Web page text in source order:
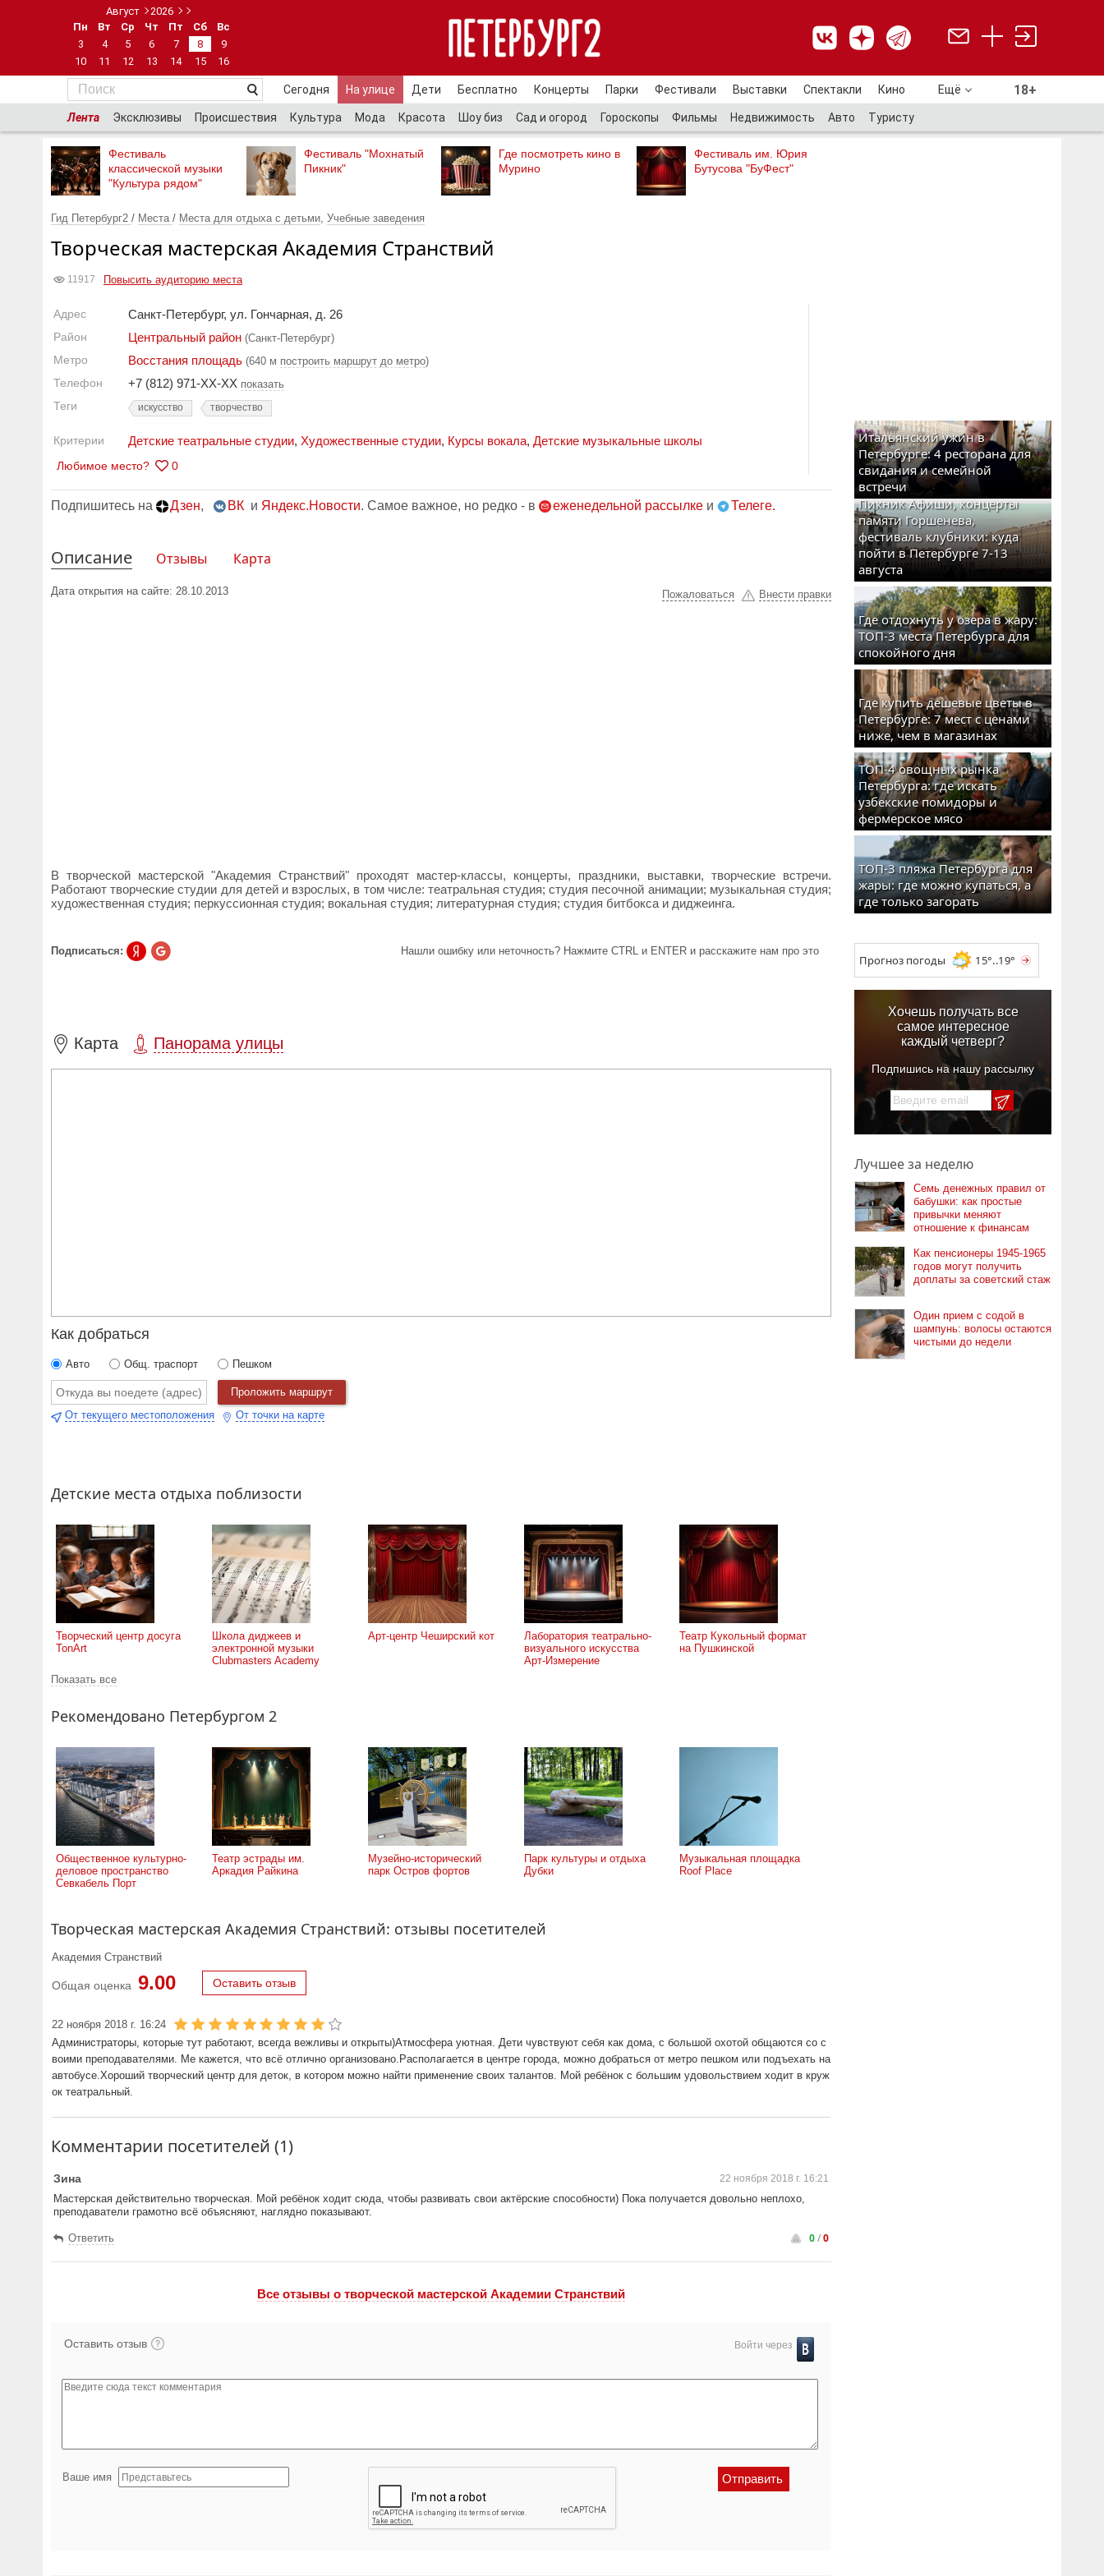
Август
2026
Пн
Вт Ср Чт Пт Сб
Вс
3
4 5 6 7 8
9
10
11 12 13 14 15 16
Сегодня На улице Дети Бесплатно Концерты Парки Фестивали Выставки Спектакли Кино Ещё 18+
Лента Эксклюзивы Происшествия Культура Мода Красота Шоу биз Сад и огород Гороскопы Фильмы Недвижимость Авто Туристу
Фестиваль
классической музыки
"Культура рядом"
Фестиваль "Мохнатый
Пикник"
Где посмотреть кино в
Мурино
Фестиваль им. Юрия
Бутусова "БуФест"
Гид Петербург2 / Места / Места для отдыха с детьми, Учебные заведения
Творческая мастерская Академия Странствий
11917 Повысить аудиторию места
Адрес Санкт-Петербург, ул. Гончарная, д. 26
Район Центральный район (Санкт-Петербург)
Метро Восстания площадь (640 м построить маршрут до метро)
Телефон +7 (812) 971-XX-XX показать
Теги искусство творчество
Критерии Детские театральные студии, Художественные студии, Курсы вокала, Детские музыкальные школы
Любимое место? 0
Подпишитесь на Дзен, ВК и Яндекс.Новости. Самое важное, но редко - в еженедельной рассылке и Телеге.
Описание Отзывы Карта
Дата открытия на сайте: 28.10.2013 Пожаловаться Внести правки
В творческой мастерской "Академия Странствий" проходят мастер-классы, концерты, праздники, выставки, творческие встречи.
Работают творческие студии для детей и взрослых, в том числе: театральная студия; студия песочной анимации; музыкальная студия;
художественная студия; перкуссионная студия; вокальная студия; литературная студия; студия битбокса и диджеинга.
Подписаться: Нашли ошибку или неточность? Нажмите CTRL и ENTER и расскажите нам про это
Карта Панорама улицы
Как добраться
Авто Общ. траспорт Пешком
Проложить маршрут
От текущего местоположения
От точки на карте
Детские места отдыха поблизости
Творческий центр досуга
TonArt
Школа диджеев и
электронной музыки
Clubmasters Academy
Арт-центр Чеширский кот
Лаборатория театрально-
визуального искусства
Арт-Измерение
Театр Кукольный формат
на Пушкинской
Показать все
Рекомендовано Петербургом 2
Общественное культурно-
деловое пространство
Севкабель Порт
Театр эстрады им.
Аркадия Райкина
Музейно-исторический
парк Остров фортов
Парк культуры и отдыха
Дубки
Музыкальная площадка
Roof Place
Творческая мастерская Академия Странствий: отзывы посетителей
Академия Странствий
Общая оценка 9.00 Оставить отзыв
22 ноября 2018 г. 16:24
Администраторы, которые тут работают, всегда вежливы и открыты)Атмосфера уютная. Дети чувствуют себя как дома, с большой охотой общаются со с
воими преподавателями. Ме кажется, что всё отлично организовано.Располагается в центре города, можно добраться от метро пешком или подъехать на
автобусе.Хороший творческий центр для деток, в котором можно найти применение своих талантов. Мой ребёнок с большим удовольствием ходит в круж
ок театральный.
Комментарии посетителей (1)
Зина 22 ноября 2018 г. 16:21
Мастерская действительно творческая. Мой ребёнок ходит сюда, чтобы развивать свои актёрские способности) Пока получается довольно неплохо,
преподаватели грамотно всё объясняют, наглядно показывают.
Ответить 0/0
Все отзывы o творческой мастерской Академии Странствий
Оставить отзыв Войти через
Ваше имя
Итальянский ужин в
Петербурге: 4 ресторана для
свидания и семейной
встречи
Пикник Афиши, концерты
памяти Горшенева,
фестиваль клубники: куда
пойти в Петербурге 7-13
августа
Где отдохнуть у озера в жару:
ТОП-3 места Петербурга для
спокойного дня
Где купить дешевые цветы в
Петербурге: 7 мест с ценами
ниже, чем в магазинах
ТОП-4 овощных рынка
Петербурга: где искать
узбекские помидоры и
фермерское мясо
ТОП-3 пляжа Петербурга для
жары: где можно купаться, а
где только загорать
Прогноз погоды 15°..19°
Хочешь получать все
самое интересное
каждый четверг?
Подпишись на нашу рассылку
Лучшее за неделю
Семь денежных правил от
бабушки: как простые
привычки меняют
отношение к финансам
Как пенсионеры 1945-1965
годов могут получить
доплаты за советский стаж
Один прием с содой в
шампунь: волосы остаются
чистыми до недели